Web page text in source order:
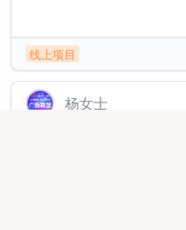
线上项目
杨女士